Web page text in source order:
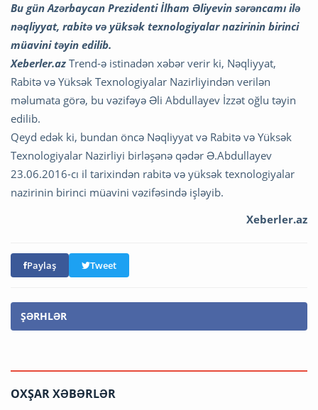
Bu gün Azərbaycan Prezidenti İlham Əliyevin sərəncamı ilə
nəqliyyat, rabitə və yüksək texnologiyalar nazirinin birinci
müavini təyin edilib.
Xeberler.az Trend-ə istinadən xəbər verir ki, Nəqliyyat,
Rabitə və Yüksək Texnologiyalar Nazirliyindən verilən
məlumata görə, bu vəzifəyə Əli Abdullayev İzzət oğlu təyin
edilib.
Qeyd edək ki, bundan öncə Nəqliyyat və Rabitə və Yüksək
Texnologiyalar Nazirliyi birləşənə qədər Ə.Abdullayev
23.06.2016-cı il tarixindən rabitə və yüksək texnologiyalar
nazirinin birinci müavini vəzifəsində işləyib.
Xeberler.az
Paylaş Tweet
ŞƏRHLƏR
OXŞAR XƏBƏRLƏR